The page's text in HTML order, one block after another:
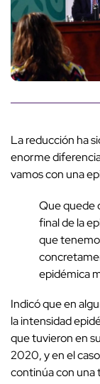
La reducción ha
enorme
vamos con una
Que quede
final de la
que
epidémica
Indicó que en
la intensidad
que tuvieron en
2020, y en el
continúa con una